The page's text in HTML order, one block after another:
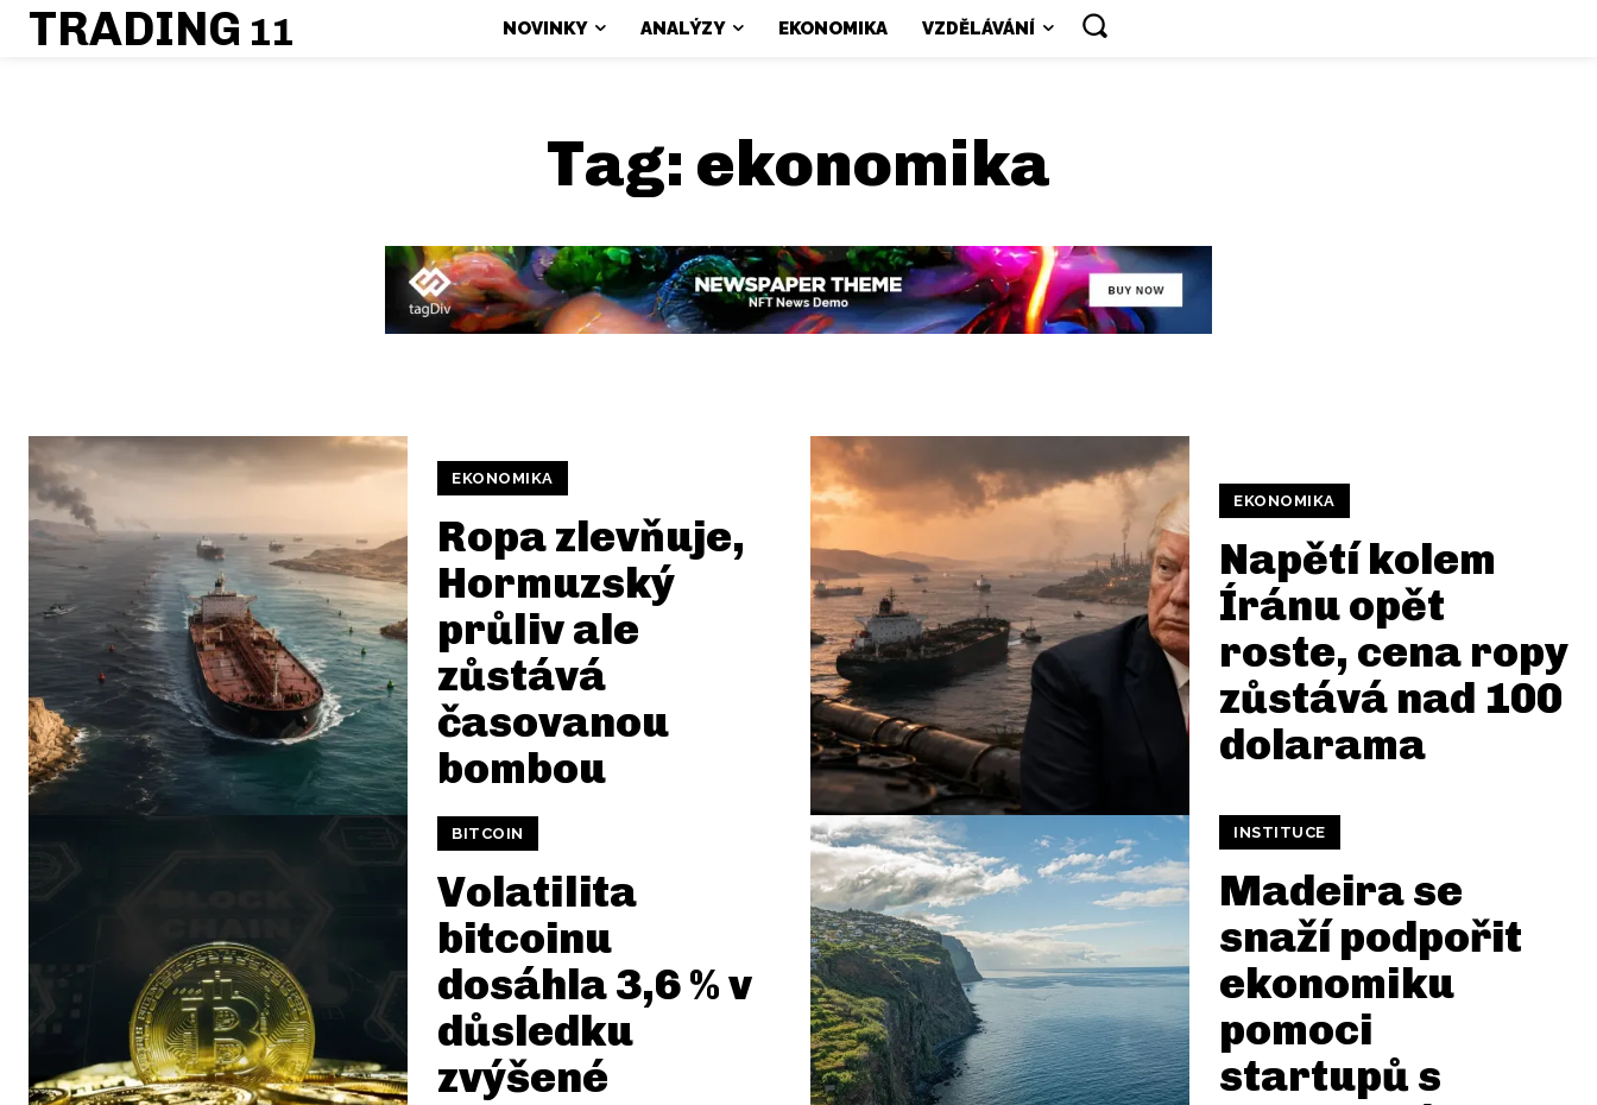
TRADING 11 NOVINKY ANALÝZY EKONOMIKA VZDĚLÁVÁNÍ
Tag: ekonomika
EKONOMIKA
Ropa zlevňuje,
Hormuzský
průliv ale
zůstává
časovanou
bombou
EKONOMIKA
Napětí kolem
Íránu opět
roste, cena ropy
zůstává nad 100
dolarama
BITCOIN
Volatilita
bitcoinu
dosáhla 3,6 % v
důsledku
zvýšené
INSTITUCE
Madeira se
snaží podpořit
ekonomiku
pomoci
startupů s